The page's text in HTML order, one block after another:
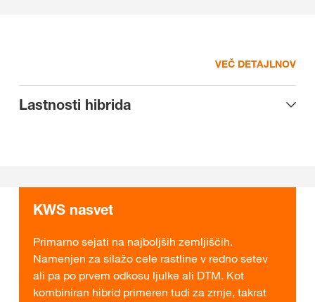
VEČ DETAJLNOV
Lastnosti hibrida
KWS nasvet
Primarno sejati na najboljših zemljiščih.
Namenjen za silažo cele rastline v redno setev
ali pa po prvem odkosu ljulke ali DTM. Kot
kombiniran hibrid primeren tudi za zrnje, takrat